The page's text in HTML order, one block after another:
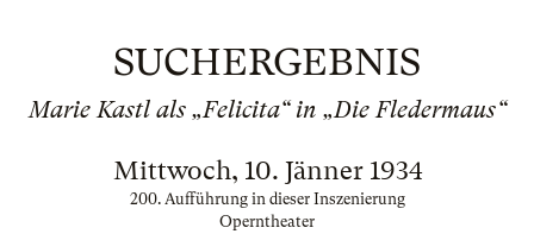
SUCHERGEBNIS
Marie Kastl als „Felicita“ in „Die Fledermaus“
Mittwoch, 10. Jänner 1934
200. Aufführung in dieser Inszenierung
Operntheater